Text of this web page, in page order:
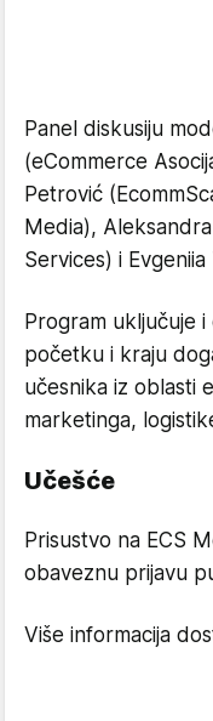
Panel diskusiju
(eCommerce
Petrović
Media),
Services) i
Program uključuje
početku i kraju
učesnika iz oblasti
marketinga,
Učešće
Prisustvo na ECS
obaveznu prijavu
Više informacija